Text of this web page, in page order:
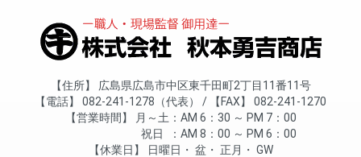
住所
広島県広島市中区東千田町2丁目11番11号
電話
082-241-1278（代表） FAX
082-241-1270
営業時間
月～土
AM 6：30 ～ PM 7：00
祝日
AM 8：00 ～ PM 6：00
休業日
日曜日 盆 正月 GW